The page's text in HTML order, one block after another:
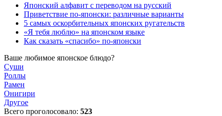
Японский алфавит с переводом на русский
Приветствие по-японски: различные варианты
5 самых оскорбительных японских ругательств
«Я тебя люблю» на японском языке
Как сказать «спасибо» по-японски
Ваше любимое японское блюдо?
Суши
Роллы
Рамен
Онигири
Другое
Всего проголосовало: 523